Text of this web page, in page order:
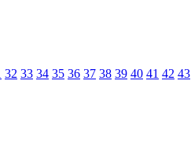
32 33 34 35 36 37 38 39 40 41 42 43